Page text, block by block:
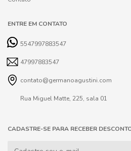
ENTRE EM CONTATO
5547997883547
47997883547
contato@germanoagustini.com
Rua Miguel Matte, 225, sala 01
CADASTRE-SE PARA RECEBER